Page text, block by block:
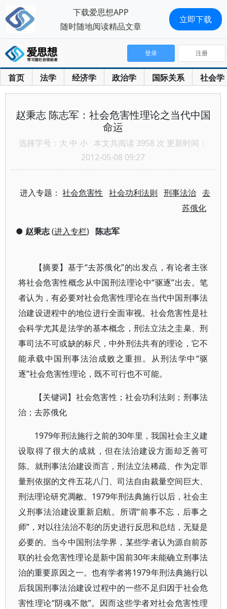
首页 法学 经济学 政治学 国际关系 社会学
登录 注册
赵秉志 陈志军：社会危害性理论之当代中国
命运
选择字号： 大 中 小 本文共阅读 3958 次 更新时间：
2012-05-08 09:27
进入专题：社会危害性 社会功利法则 刑事法治 去
苏俄化
● 赵秉志(进入专栏) 陈志军
【摘要】基于“去苏俄化”的出发点，有论者主张
将社会危害性概念从中国刑法理论中“驱逐”出去。笔
者认为，有必要对社会危害性理论在当代中国刑事法
治建设进程中的地位进行全面审视。社会危害性是社
会科学尤其是法学的基本概念，刑法立法之圭臬、刑
事司法不可或缺的标尺，中外刑法共有的理论，它不
能承载中国刑事法治成败之重担。从刑法学中“驱
逐”社会危害性理论，既不可行也不可能。
【关键词】社会危害性；社会功利法则；刑事法
治；去苏俄化
1979年刑法施行之前的30年里，我国社会主义建
设取得了很大的成就，但在法治建设方面却乏善可
陈。就刑事法治建设而言，刑法立法稀疏、作为定罪
量刑依据的文件五花八门、司法自由裁量空间巨大、
刑法理论研究凋敝。1979年刑法典施行以后，社会主
义刑事法治建设重新启航。所谓“前事不忘，后事之
师”，对以往法治不彰的历史进行反思和总结，无疑是
必要的。当今中国刑法学界，某些学者认为源自前苏
联的社会危害性理论是新中国前30年未能确立刑事法
治的重要原因之一。也有学者将1979年刑法典施行以
后我国刑事法治建设过程中的一些不足归因于社会危
害性理论“阴魂不散”。因而这些学者对社会危害性理
下载爱思想APP
随时随地阅读精品文章
立即下载